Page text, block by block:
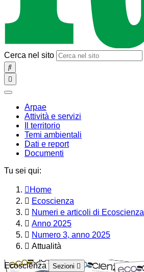
Cerca nel sito
SEARCH
Toggle
navigation
chiudi
Arpae
Attività e servizi
Il territorio
Temi ambientali
Dati e report
Documenti
Tu sei qui:
Home
Ecoscienza
Numeri e articoli di Ecoscienza
Anno 2025
Numero 3, anno 2025
Attualità
Ecoscienza Sezioni